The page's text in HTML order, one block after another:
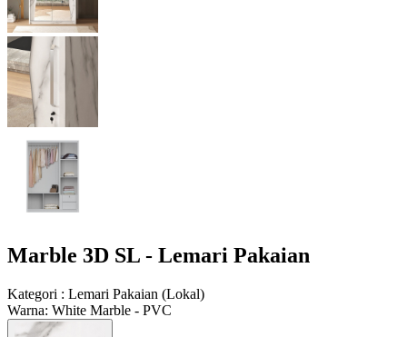
Marble 3D SL - Lemari Pakaian
Kategori : Lemari Pakaian (Lokal)
Warna: White Marble - PVC